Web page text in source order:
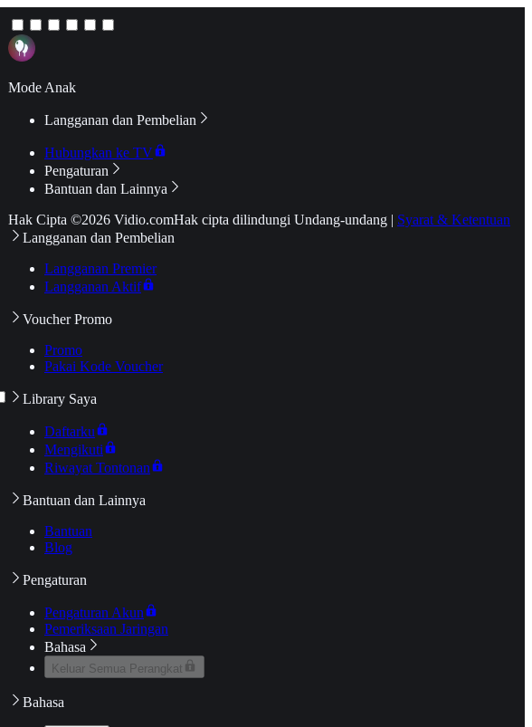
Mode Anak
Langganan dan Pembelian
Hubungkan ke TV
Pengaturan
Bantuan dan Lainnya
Hak Cipta ©2026 Vidio.comHak cipta dilindungi Undang-undang | Syarat & Ketentuan
Langganan dan Pembelian
Langganan Premier
Langganan Aktif
Voucher Promo
Promo
Pakai Kode Voucher
Library Saya
Daftarku
Mengikuti
Riwayat Tontonan
Bantuan dan Lainnya
Bantuan
Blog
Pengaturan
Pengaturan Akun
Pemeriksaan Jaringan
Bahasa
Keluar Semua Perangkat
Bahasa